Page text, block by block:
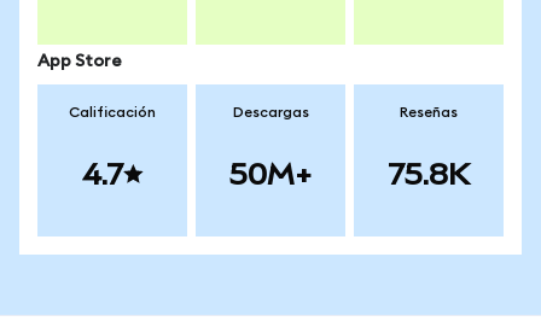
App Store
Calificación
4.7
Descargas
50M+
Reseñas
75.8K